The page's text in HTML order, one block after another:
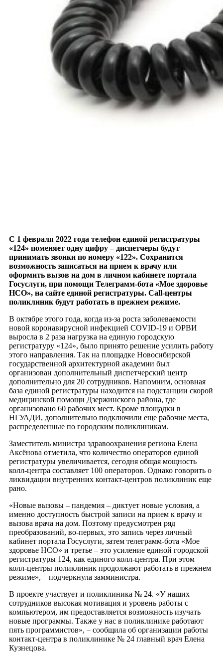
С 1 февраля 2022 года телефон единой регистратуры
«124» поменяет одну цифру – диспетчеры будут
принимать звонки по номеру «122». Сохранится
возможность записаться на прием к врачу или
оформить вызов на дом в личном кабинете портала
Госуслуги, при помощи Телеграмм-бота «Мое здоровье
НСО», на сайте единой регистратуры. Сall-центры
поликлиник будут работать в прежнем режиме.
В октябре этого года, когда из-за роста заболеваемости
новой коронавирусной инфекцией COVID-19 и ОРВИ
выросла в 2 раза нагрузка на единую городскую
регистратуру «124», было принято решение усилить работу
этого направления. Так на площадке Новосибирской
государственной архитектурной академии был
организован дополнительный диспетчерский центр
дополнительно для 20 сотрудников. Напомним, основная
база единой регистратуры находится на подстанции скорой
медицинской помощи Дзержинского района, где
организовано 60 рабочих мест. Кроме площадки в
НГУАДИ, дополнительно подключили еще рабочие места,
распределенные по городским поликлиникам.
Заместитель министра здравоохранения региона Елена
Аксёнова отметила, что количество операторов единой
регистратуры увеличивается, сегодня общая мощность
колл-центра составляет 100 операторов. Однако говорить о
ликвидации внутренних контакт-центров поликлиник еще
рано.
«Новые вызовы – пандемия – диктует новые условия, а
именно доступность быстрой записи на прием к врачу и
вызова врача на дом. Поэтому предусмотрен ряд
преобразований, во-первых, это запись через личный
кабинет портала Госуслуги, затем телеграмм-бота «Мое
здоровье НСО» и третье – это усиление единой городской
регистратуры 124, как единого колл-центра. При этом
колл-центры поликлиник продолжают работать в прежнем
режиме», – подчеркнула замминистра.
В проекте участвует и поликлиника № 24. «У наших
сотрудников высокая мотивация и уровень работы с
компьютером, им предоставляется возможность изучать
новые программы. Также у нас в поликлинике работают
пять программистов», – сообщила об организации работы
контакт-центра в поликлинике № 24 главный врач Елена
Кузнецова.